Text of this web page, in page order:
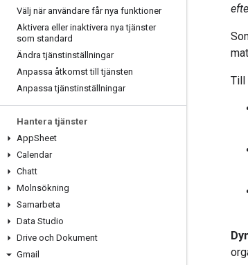
Välj när användare får nya funktioner
Aktivera eller inaktivera nya tjänster
som standard
Ändra tjänstinställningar
Anpassa åtkomst till tjänsten
Anpassa tjänstinställningar
Hantera tjänster
AppSheet
Calendar
Chatt
Molnsökning
Samarbeta
Data Studio
Drive och Dokument
Gmail
Till